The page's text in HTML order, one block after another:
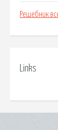
Решебник
Links